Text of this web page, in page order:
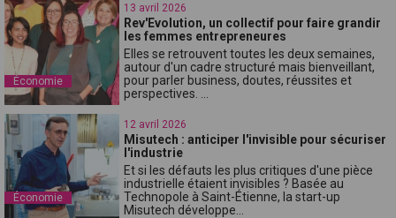
Économie
13 avril 2026
Rev'Evolution, un collectif pour faire grandir
les femmes entrepreneures
Elles se retrouvent toutes les deux semaines,
autour d'un cadre structuré mais bienveillant,
pour parler business, doutes, réussites et
perspectives. ...
Économie
12 avril 2026
Misutech : anticiper l'invisible pour sécuriser
l'industrie
Et si les défauts les plus critiques d'une pièce
industrielle étaient invisibles ? Basée au
Technopole à Saint-Étienne, la start-up
Misutech développe...